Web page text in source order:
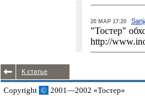
20 МАР 17:20
"Тостер"
http://
К статье
Copyright © 2001—2002 «Тостер»